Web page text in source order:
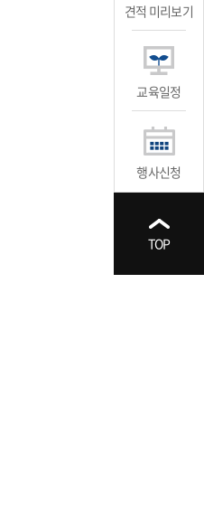
견적 미리보기
교육일정
행사신청
TOP